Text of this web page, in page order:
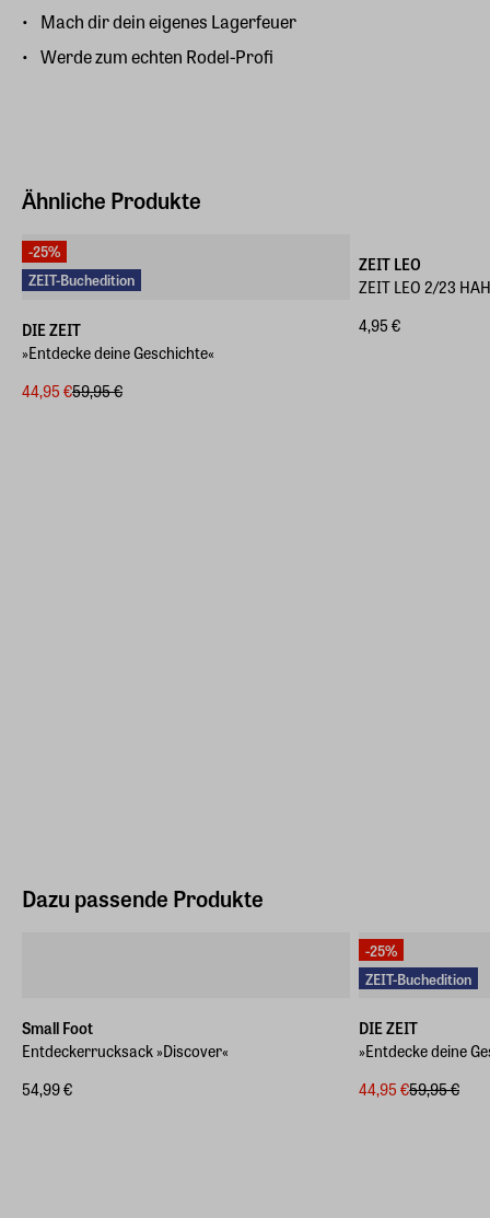
Mach dir dein eigenes Lagerfeuer
Werde zum echten Rodel-Profi
Ähnliche Produkte
-25%
ZEIT-Buchedition
DIE ZEIT
»Entdecke deine Geschichte«
44,95 €59,95 €
ZEIT LEO
ZEIT LEO 2/23
4,95 €
Dazu passende Produkte
Small Foot
Entdeckerrucksack »Discover«
54,99 €
-25%
ZEIT-Buchedition
DIE ZEIT
»Entdecke deine
44,95 €59,95 €